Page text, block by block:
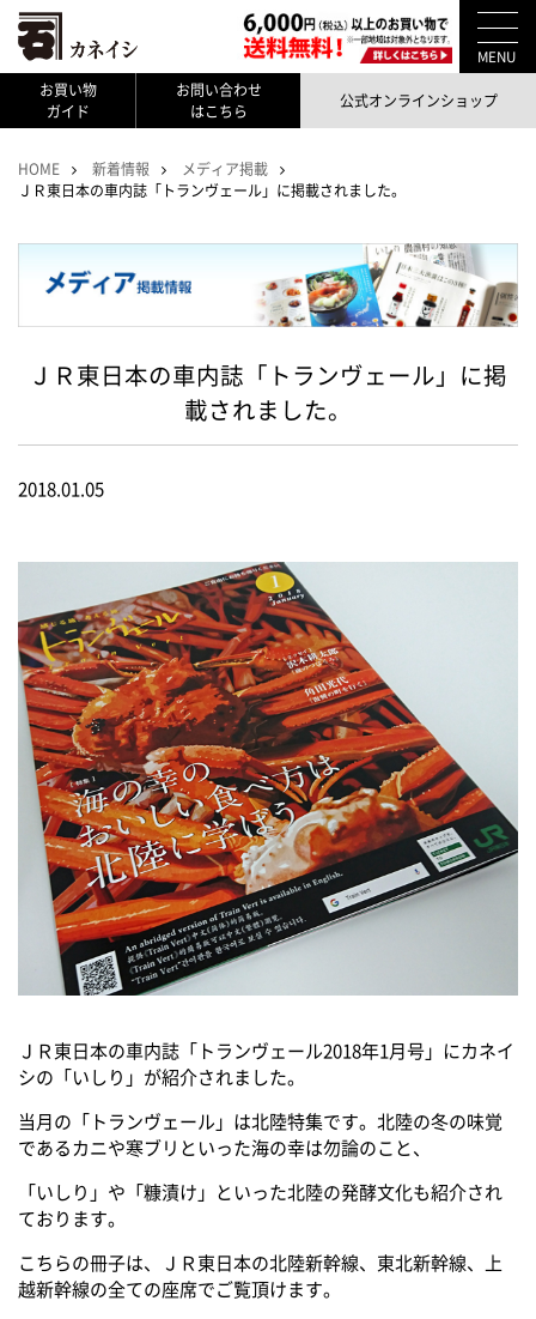
MENU
お買い物
ガイド
お問い合わせ
はこちら
公式オンラインショップ
HOME 新着情報
メディア掲載
ＪＲ東日本の車内誌「トランヴェール」に掲載されました。
ＪＲ東日本の車内誌「トランヴェール」に掲
載されました。
2018.01.05
ＪＲ東日本の車内誌「トランヴェール2018年1月号」にカネイ
シの「いしり」が紹介されました。
当月の「トランヴェール」は北陸特集です。北陸の冬の味覚
であるカニや寒ブリといった海の幸は勿論のこと、
「いしり」や「糠漬け」といった北陸の発酵文化も紹介され
ております。
こちらの冊子は、ＪＲ東日本の北陸新幹線、東北新幹線、上
越新幹線の全ての座席でご覧頂けます。